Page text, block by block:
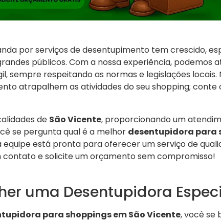
por serviços de desentupimento tem crescido,
públicos. Com a nossa experiência, podemos
sempre respeitando as normas e legislações locais.
atrapalhem as atividades do seu shopping; conte
de São Vicente, proporcionando um
se pergunta qual é a melhor desentupidora para
equipe está pronta para oferecer um serviço de
contato e solicite um orçamento sem compromisso!
uma Desentupidora
para shoppings em São Vicente, você se